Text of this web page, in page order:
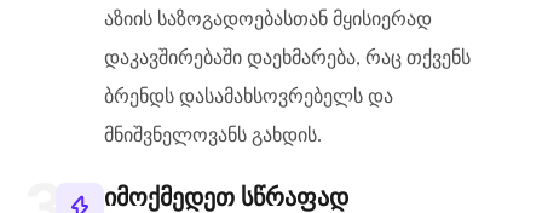
აზიის საზოგადოებასთან მყისიერად
დაკავშირებაში დაეხმარება, რაც თქვენს
ბრენდს დასამახსოვრებელს და
მნიშვნელოვანს გახდის.
იმოქმედეთ სწრაფად